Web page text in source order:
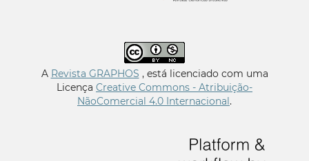
A Revista GRAPHOS , está licenciado com uma
Licença Creative Commons - Atribuição-
NãoComercial 4.0 Internacional.